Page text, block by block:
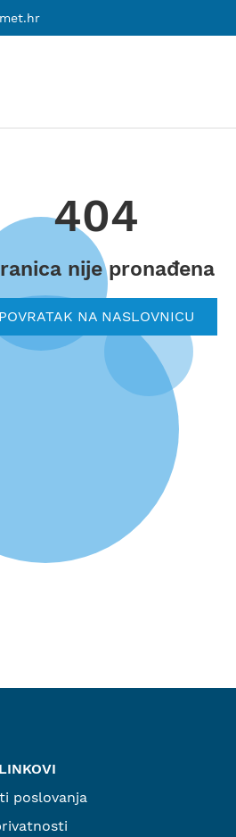
404
nije pronađena
POVRATAK NA NASLOVNICU
poslovanja